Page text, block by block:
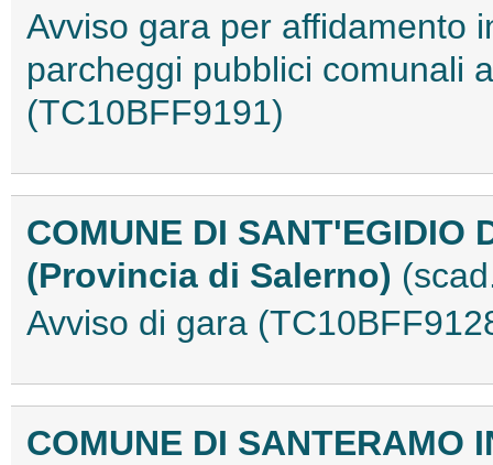
Avviso gara per affidamento
parcheggi pubblici comunali
(TC10BFF9191)
COMUNE DI SANT'EGIDIO
(Provincia di Salerno)
Avviso di gara
COMUNE DI SANTERAMO